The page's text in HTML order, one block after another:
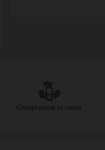
Compramos tu móvil